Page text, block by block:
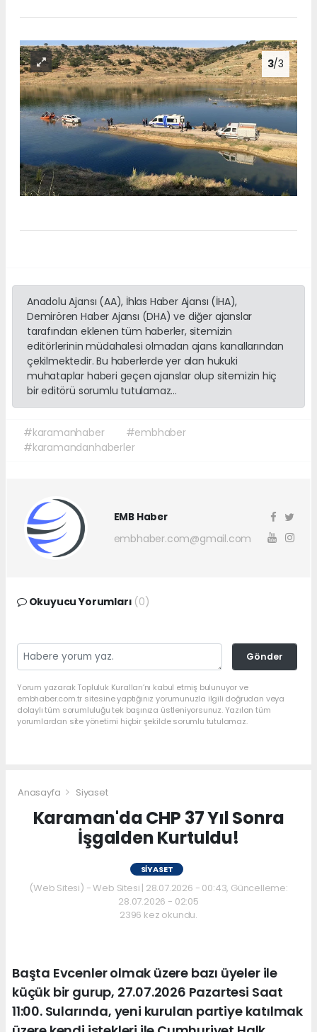
3/3
Anadolu Ajansı (AA), İhlas Haber Ajansı (İHA),
Demirören Haber Ajansı (DHA) ve diğer ajanslar
tarafından eklenen tüm haberler, sitemizin
editörlerinin müdahalesi olmadan ajans kanallarından
çekilmektedir. Bu haberlerde yer alan hukuki
muhataplar haberi geçen ajanslar olup sitemizin hiç
bir editörü sorumlu tutulamaz...
#karamanhaber
#embhaber
#karamandanhaberler
EMB Haber
embhaber.com@gmail.com
Okuyucu Yorumları (0)
Gönder
Yorum yazarak Topluluk Kuralları’nı kabul etmiş bulunuyor ve
embhaber.com.tr sitesine yaptığınız yorumunuzla ilgili doğrudan veya
dolaylı tüm sorumluluğu tek başınıza üstleniyorsunuz. Yazılan tüm
yorumlardan site yönetimi hiçbir şekilde sorumlu tutulamaz.
Anasayfa Siyaset
Karaman'da CHP 37 Yıl Sonra
İşgalden Kurtuldu!
SIYASET
(Web Sitesi) - Web Sitesi | 28.07.2026 - 00:43, Güncelleme:
28.07.2026 - 02:05
2396 kez okundu.
Başta Evcenler olmak üzere bazı üyeler ile
küçük bir gurup, 27.07.2026 Pazartesi Saat
11:00. Sularında, yeni kurulan partiye katılmak